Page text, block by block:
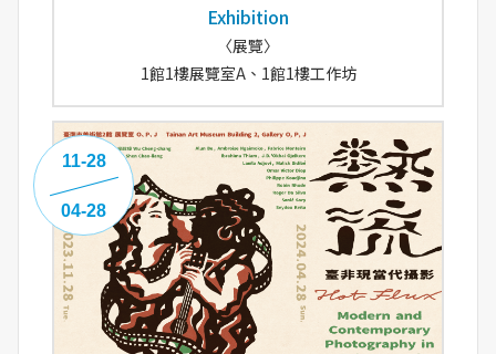
Exhibition
〈展覽〉
1館1樓展覽室A、1館1樓工作坊
11-28
04-28